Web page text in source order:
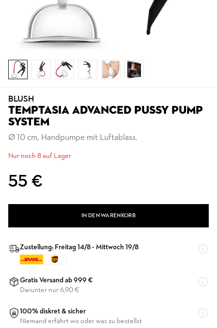
BLUSH
TEMPTASIA ADVANCED PUSSY PUMP
SYSTEM
Ø 10 cm, Handpumpe mit Luftablass.
Nur noch 8 auf Lager
55 €
IN DEN WARENKORB
Zustellung: Freitag 14/8 - Mittwoch 19/8
Gratis Versand ab 999 €
Darunter nur 6,90 €
100% diskret & sicher
Niemand erfährt wo oder was zu bestellst